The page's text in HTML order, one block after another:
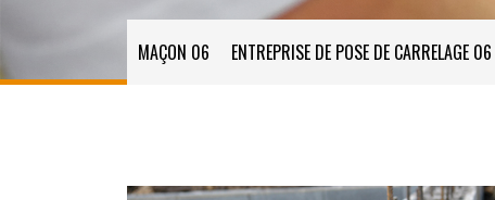
MAÇON 06 ENTREPRISE DE POSE DE CARRELAGE 06